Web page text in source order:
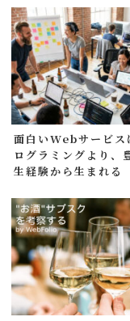
面白いWebサービス
ログラミングより、
生経験から生まれる